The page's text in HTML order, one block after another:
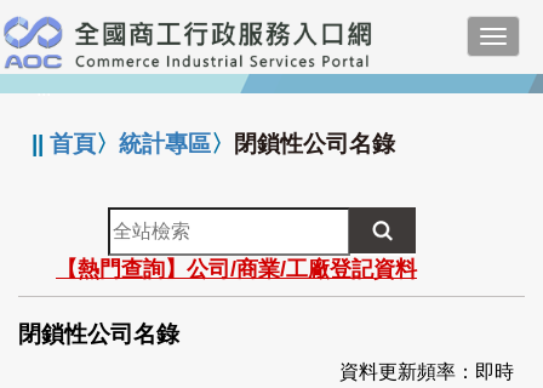
跳
到
主
要
:::
||首頁〉統計專區〉 閉鎖性公司名錄
全
站
檢
索
【熱門查詢】公司/商業/工廠登記資料
閉鎖性公司名錄
資料更新頻率：即時